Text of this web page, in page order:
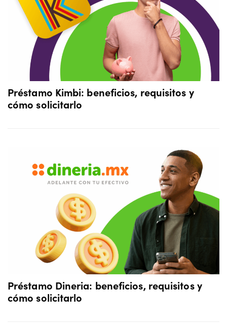
Préstamo Kimbi: beneficios, requisitos y
cómo solicitarlo
Préstamo Dineria: beneficios, requisitos y
cómo solicitarlo